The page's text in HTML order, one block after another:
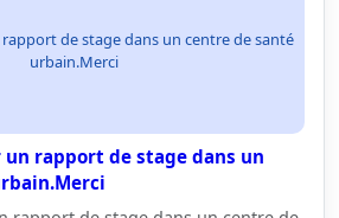
de stage dans un centre de santé
urbain.Merci
rapport de stage dans un